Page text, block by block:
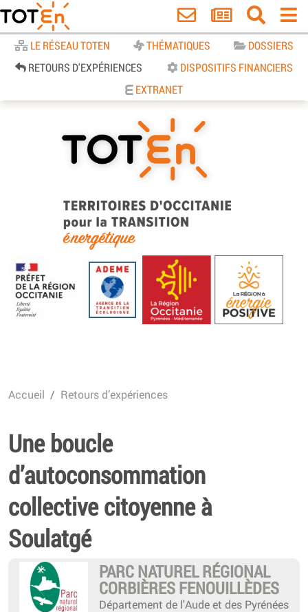
LE RÉSEAU TOTEN THÉMATIQUES
DOSSIERS
RETOURS D'EXPÉRIENCES
DISPOSITIFS FINANCIERS
EXTRANET
TOTEn Occitanie | Territoires
d’Occitanie pour la Transition
Energétique
Accueil Retours d’expériences
Une boucle
d’autoconsommation
collective citoyenne à
Soulatgé
PARC NATUREL RÉGIONAL
CORBIÈRES FENOUILLÈDES
Département de l'Aude et des Pyrénées